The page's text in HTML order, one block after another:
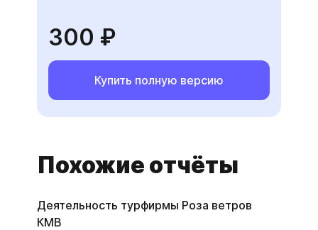
300 ₽
Купить полную версию
Похожие отчёты
Деятельность турфирмы Роза ветров
КМВ